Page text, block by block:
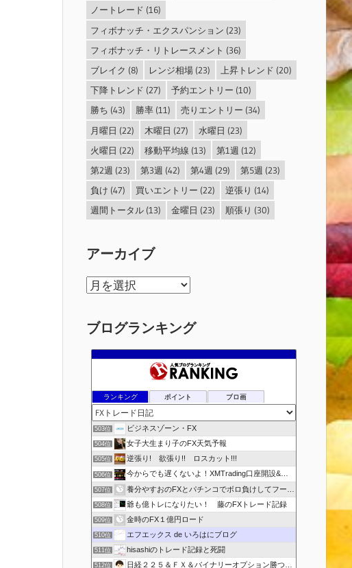
ノートレード (16)
フィボナッチ・エクスパンション (23)
フィボナッチ・リトレースメント (36)
ブレイク (8) レンジ相場 (23) 上昇トレンド (20)
下降トレンド (27) 予約エントリー (10)
勝ち (43) 勝率 (11) 売りエントリー (34)
月曜日 (22) 木曜日 (27) 水曜日 (23)
火曜日 (22) 移動平均線 (13) 第1週 (12)
第2週 (23) 第3週 (42) 第4週 (29) 第5週 (23)
負け (47) 買いエントリー (22) 逆張り (14)
週間トータル (13) 金曜日 (23) 順張り (30)
アーカイブ
ア
カ
ブ
ブログランキング
ランキング ポイント ブロ画
503位 ビジネスゾーン・FX
504位 女子大生まり子のFX天気予報
505位 逆張り! 欲張り!! ロスカット!!!
506位 今からでも遅くないよ！XMTrading口座開設&攻略ブログ
507位 養分やすおのFXとパチンコでボロ負けしてフーゾクへ
508位 爺も億トレになりたい！ 藤のFXトレード記録
509位 金時のFX１億円ロード
510位 エフエックス de いろはにブログ
511位 hisashiのトレード記録と死闘
512位 日経２２５＆ＦＸ＆バイナリーオプション勝つための